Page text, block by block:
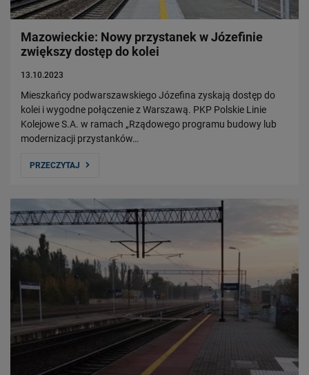
Mazowieckie: Nowy przystanek w Józefinie
zwiększy dostęp do kolei
13.10.2023
Mieszkańcy podwarszawskiego Józefina zyskają dostęp do
kolei i wygodne połączenie z Warszawą. PKP Polskie Linie
Kolejowe S.A. w ramach „Rządowego programu budowy lub
modernizacji przystanków…
PRZECZYTAJ